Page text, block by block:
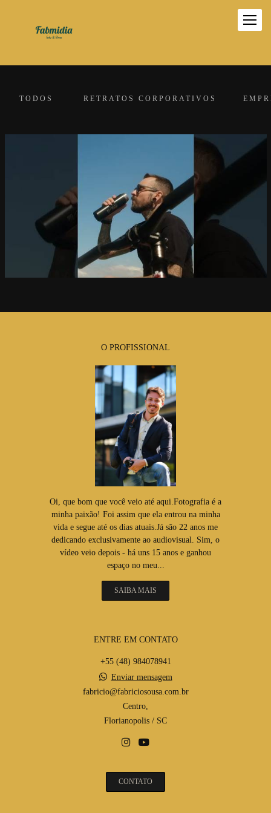
TODOS RETRATOS CORPORATIVOS
O PROFISSIONAL
Oi, que bom que você veio até aqui.Fotografia é a
minha paixão! Foi assim que ela entrou na minha
vida e segue até os dias atuais.Já são 22 anos me
dedicando exclusivamente ao audiovisual. Sim, o
vídeo veio depois - há uns 15 anos e ganhou
espaço no meu...
SAIBA MAIS
ENTRE EM CONTATO
+55 (48) 984078941
Enviar mensagem
fabricio@fabriciosousa.com.br
Centro,
Florianopolis / SC
CONTATO